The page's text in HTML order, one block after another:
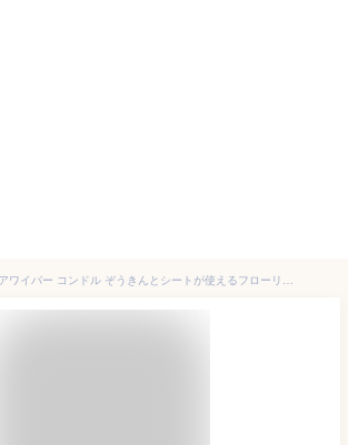
山崎産業 フロアワイパー コンドル ぞうきんとシートが使えるフローリングワイパー 抗菌 マイクロファイバー クロス付き 伸縮タイプ 187157